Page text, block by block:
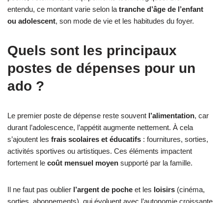
entendu, ce montant varie selon la tranche d’âge de l’enfant
ou adolescent, son mode de vie et les habitudes du foyer.
Quels sont les principaux
postes de dépenses pour un
ado ?
Le premier poste de dépense reste souvent l’alimentation, car
durant l’adolescence, l’appétit augmente nettement. À cela
s’ajoutent les frais scolaires et éducatifs : fournitures, sorties,
activités sportives ou artistiques. Ces éléments impactent
fortement le coût mensuel moyen supporté par la famille.
Il ne faut pas oublier l’argent de poche et les loisirs (cinéma,